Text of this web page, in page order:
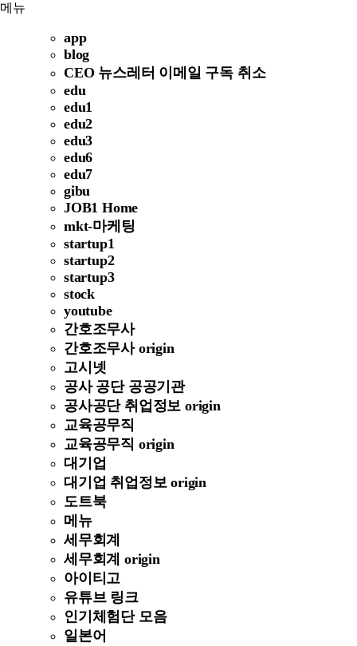
메뉴
app
blog
CEO 뉴스레터 이메일 구독 취소
edu
edu1
edu2
edu3
edu6
edu7
gibu
JOB1 Home
mkt-마케팅
startup1
startup2
startup3
stock
youtube
간호조무사
간호조무사 origin
고시넷
공사 공단 공공기관
공사공단 취업정보 origin
교육공무직
교육공무직 origin
대기업
대기업 취업정보 origin
도트북
메뉴
세무회계
세무회계 origin
아이티고
유튜브 링크
인기체험단 모음
일본어